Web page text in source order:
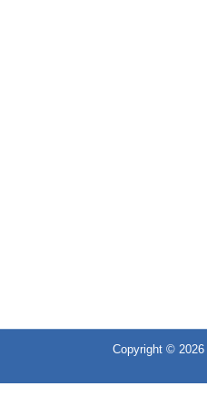
Copyright © 2026